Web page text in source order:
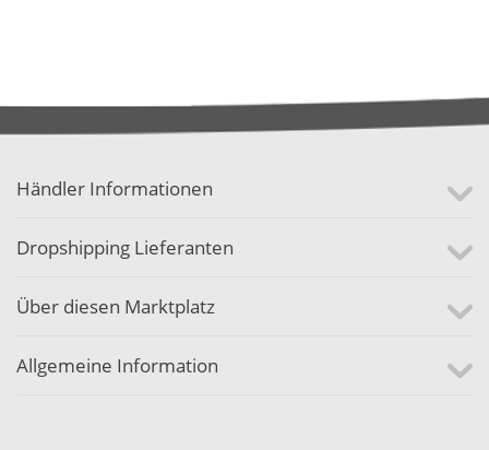
Händler Informationen
Dropshipping Lieferanten
Über diesen Marktplatz
Allgemeine Information